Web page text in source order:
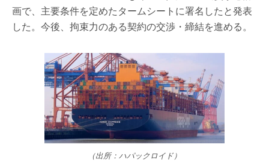
画で、主要条件を定めたタームシートに署名したと発表
した。今後、拘束力のある契約の交渉・締結を進める。
（出所：ハパックロイド）